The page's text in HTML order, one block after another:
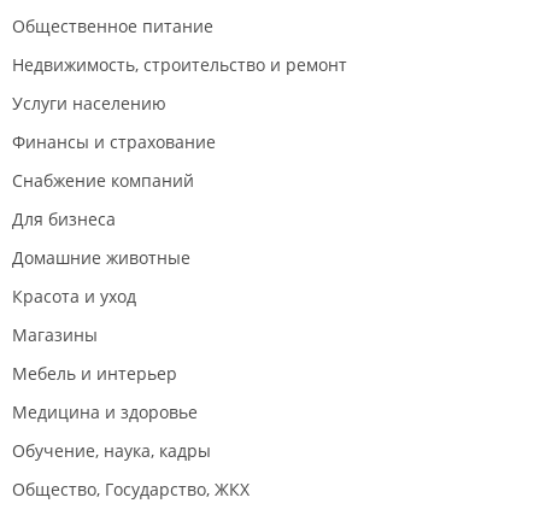
Общественное питание
Недвижимость, строительство и ремонт
Услуги населению
Финансы и страхование
Снабжение компаний
Для бизнеса
Домашние животные
Красота и уход
Магазины
Мебель и интерьер
Медицина и здоровье
Обучение, наука, кадры
Общество, Государство, ЖКХ